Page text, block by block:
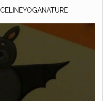
CELINEYOGANATURE